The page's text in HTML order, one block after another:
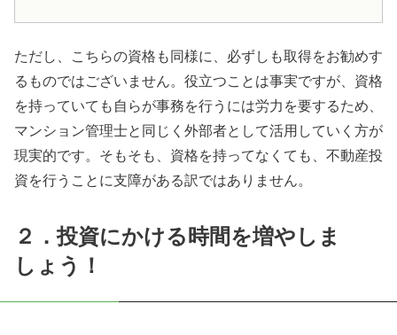
ただし、こちらの資格も同様に、必ずしも取得をお勧めす
るものではございません。役立つことは事実ですが、資格
を持っていても自らが事務を行うには労力を要するため、
マンション管理士と同じく外部者として活用していく方が
現実的です。そもそも、資格を持ってなくても、不動産投
資を行うことに支障がある訳ではありません。
２．投資にかける時間を増やしま
しょう！